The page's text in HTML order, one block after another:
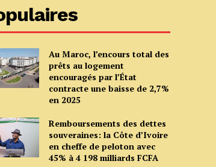
Au Maroc, l’encours total des
prêts au logement
encouragés par l’État
contracte une baisse de 2,7%
en 2025
Remboursements des dettes
souveraines: la Côte d’Ivoire
en cheffe de peloton avec
45% à 4 198 milliards FCFA